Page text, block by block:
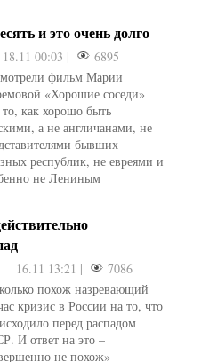
и это очень долго
18.11 00:03 |
6895
фильм Марии
«Хорошие соседи»
как хорошо быть
а не англичанами, не
бывших
республик, не евреями и
не Лениным
16.11 13:21 |
7086
похож назревающий
кризис в России на то, что
перед распадом
И ответ на это –
не похож»